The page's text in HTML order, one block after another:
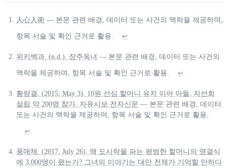
人心人術 — 본문 관련 배경, 데이터 또는 사건의 맥락을 제공하며,
항목 서술 및 확인 근거로 활용. ↩
위키백과. (n.d.). 장주옥녀 — 본문 관련 배경, 데이터 또는 사건의
맥락을 제공하며, 항목 서술 및 확인 근거로 활용. ↩
황량결. (2015, May 3). 10원 선심 할머니 유지 이어 아들, 자선회
설립 약 200명 참가. 자유시보 전자신문 — 본문 관련 배경, 데이터
또는 사건의 맥락을 제공하며, 항목 서술 및 확인 근거로 활용.
↩
풍매체. (2017, July 26). 왜 도시락을 파는 평범한 할머니의 영결식
에 3,000명이 왔는가? 그녀의 이야기는 대만 전체가 기억할 만하다